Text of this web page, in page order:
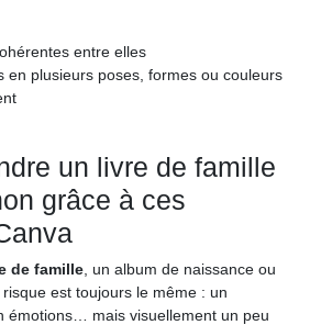
entre elles
en plusieurs poses, formes ou couleurs
un livre de famille
grâce à ces
de famille , un album de naissance ou
est toujours le même : un
émotions… mais visuellement un peu